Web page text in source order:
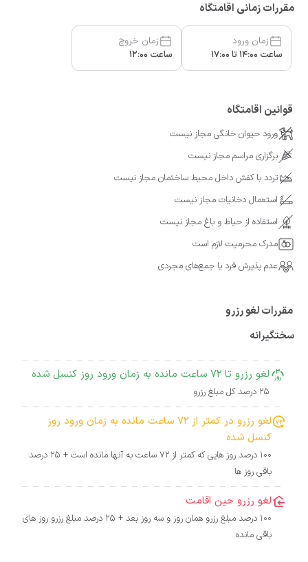
مقررات زمانی اقامتگاه
زمان ورود
ساعت 14:00 تا 17:00
زمان خروج
ساعت 12:00
قوانین اقامتگاه
ورود حیوان خانگی مجاز نیست
برگزاری مراسم مجاز نیست
تردد با کفش داخل محیط ساختمان مجاز نیست
استعمال دخانیات مجاز نیست
استفاده از حیاط و باغ مجاز نیست
مدرک محرمیت لازم است
عدم پذیرش فرد یا جمع‌های مجردی
مقررات لغو رزرو
سختگیرانه
لغو رزرو تا 72 ساعت مانده به زمان ورود روز کنسل شده
25 درصد کل مبلغ رزرو
لغو رزرو در کمتر از 72 ساعت مانده به زمان ورود روز
کنسل شده
100 درصد روز هایی که کمتر از 72 ساعت به آنها مانده است + 25 درصد
باقی روز ها
لغو رزرو حین اقامت
100 درصد مبلغ رزرو همان روز و سه روز بعد + 25 درصد مبلغ رزرو روز های
باقی مانده